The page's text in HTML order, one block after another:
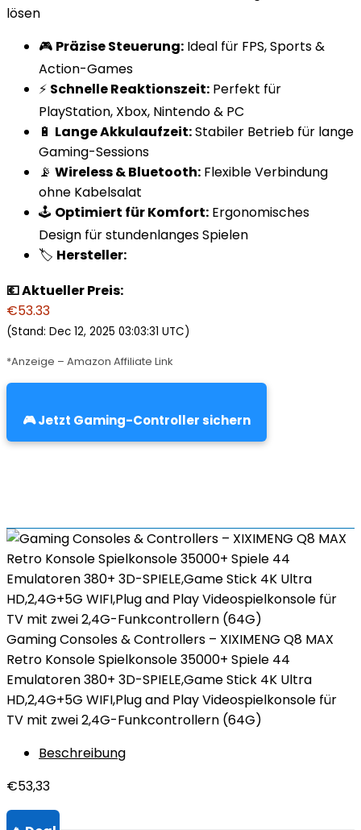
lösen
🎮 Präzise Steuerung: Ideal für FPS, Sports &
Action-Games
⚡ Schnelle Reaktionszeit: Perfekt für
PlayStation, Xbox, Nintendo & PC
🔋 Lange Akkulaufzeit:Stabiler Betrieb für lange
Gaming-Sessions
📡 Wireless & Bluetooth: Flexible Verbindung
ohne Kabelsalat
🕹️ Optimiert für Komfort: Ergonomisches
Design für stundenlanges Spielen
🏷️ Hersteller:
💶 Aktueller Preis:
€53.33
(Stand: Dec 12, 2025 03:03:31 UTC)
*Anzeige – Amazon Affiliate Link
🎮 Jetzt Gaming-Controller sichern
Gaming Consoles & Controllers – XIXIMENG Q8 MAX
Retro Konsole Spielkonsole 35000+ Spiele 44
Emulatoren 380+ 3D-SPIELE,Game Stick 4K Ultra
HD,2,4G+5G WIFI,Plug and Play Videospielkonsole für
TV mit zwei 2,4G-Funkcontrollern (64G)
Beschreibung
€53,33